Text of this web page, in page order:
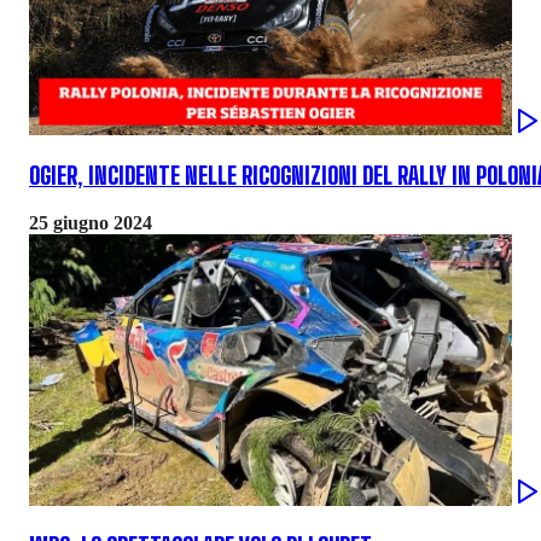
OGIER, INCIDENTE NELLE RICOGNIZIONI DEL RALLY IN
25 giugno 2024